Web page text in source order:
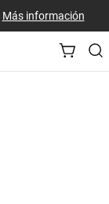
Más información